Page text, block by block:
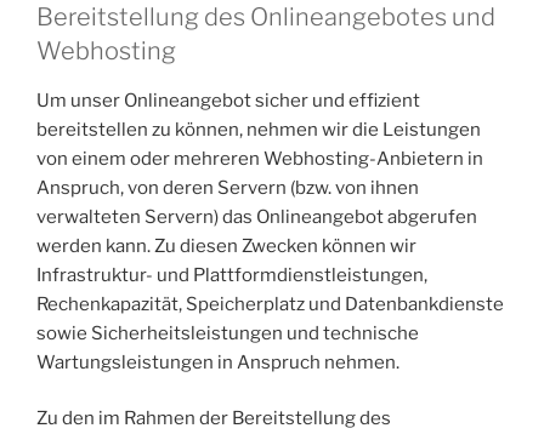
Bereitstellung des Onlineangebotes und
Webhosting
Um unser Onlineangebot sicher und effizient
bereitstellen zu können, nehmen wir die Leistungen
von einem oder mehreren Webhosting-Anbietern in
Anspruch, von deren Servern (bzw. von ihnen
verwalteten Servern) das Onlineangebot abgerufen
werden kann. Zu diesen Zwecken können wir
Infrastruktur- und Plattformdienstleistungen,
Rechenkapazität, Speicherplatz und Datenbankdienste
sowie Sicherheitsleistungen und technische
Wartungsleistungen in Anspruch nehmen.
Zu den im Rahmen der Bereitstellung des